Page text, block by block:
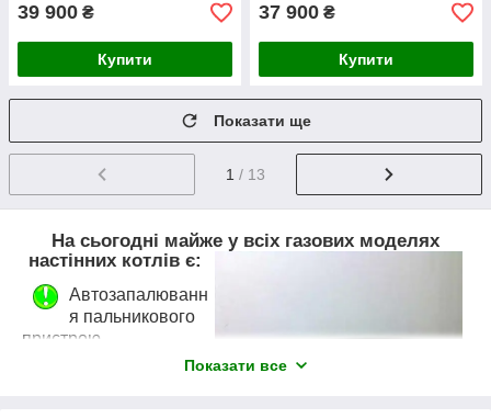
39 900 ₴
Купити
37 900 ₴
Купити
Показати ще
1 / 13
На сьогодні майже у всіх газових моделях
настінних котлів є:
Автозапалюванн
я пальникового
пристрою
Показати все